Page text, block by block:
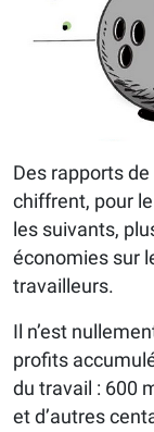
Des rapports
chiffrent, pour
les suivants,
économies sur
travailleurs.
Il n’est
profits
du travail : 600
et d’autres